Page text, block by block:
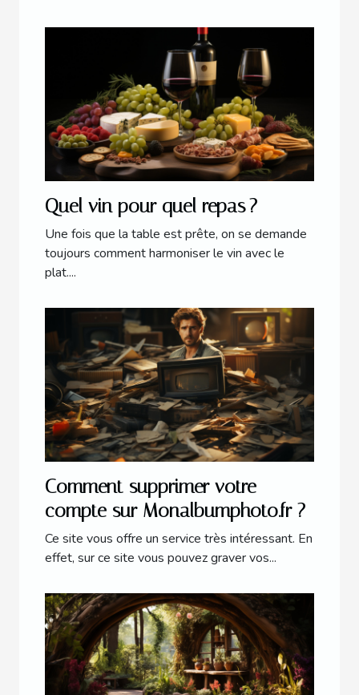
Quel vin pour quel repas ?
Une fois que la table est prête, on se demande
toujours comment harmoniser le vin avec le
plat....
Comment supprimer votre
compte sur Monalbumphoto.fr ?
Ce site vous offre un service très intéressant. En
effet, sur ce site vous pouvez graver vos...